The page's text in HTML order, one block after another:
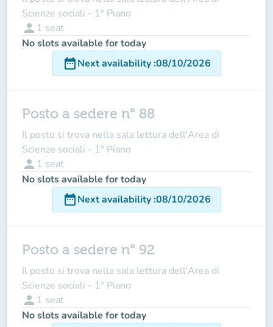
Scienze sociali - 1° Piano
person 1 seat
No slots available for today
date_rangeNext availability:08/10/2026
Posto a sedere n° 88
Il posto si trova nella sala lettura dell'Area di
Scienze sociali - 1° Piano
person 1 seat
No slots available for today
date_rangeNext availability:08/10/2026
Posto a sedere n° 92
Il posto si trova nella sala lettura dell'Area di
Scienze sociali - 1° Piano
person 1 seat
No slots available for today